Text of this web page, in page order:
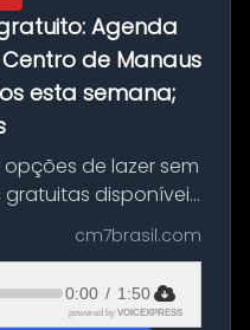
Agenda
de Manaus
esta semana;
de lazer sem
disponíveis
e quinta-feira
uma exposição
cm7brasil.com
0:00 / 1:50
powered by VOICEXPRESS